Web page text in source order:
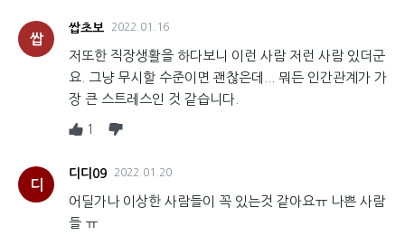
쌉
쌉초보 2022.01.16
저또한 직장생활을 하다보니 이런 사람 저런 사람 있더군
요. 그냥 무시할 수준이면 괜찮은데... 뭐든 인간관계가 가
장 큰 스트레스인 것 같습니다.
1
디
디디09 2022.01.20
어딜가나 이상한 사람들이 꼭 있는것 같아요ㅠ 나쁜 사람
들 ㅠ